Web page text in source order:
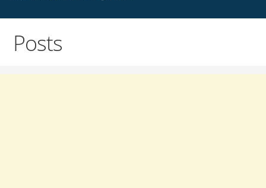
Posts